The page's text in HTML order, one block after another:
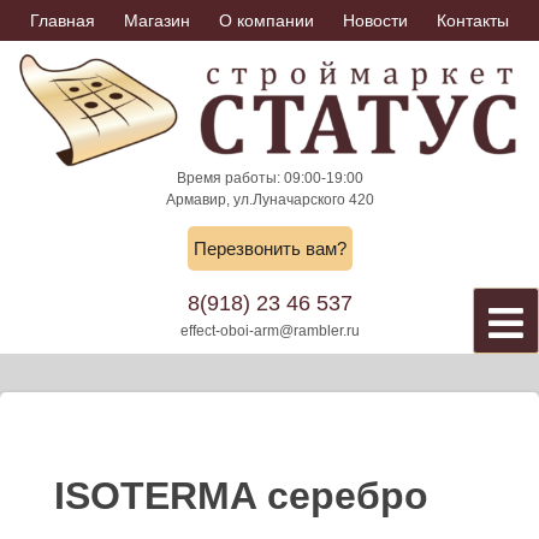
Skip
to
content
Главная Магазин О компании Новости Контакты
Время работы: 09:00-19:00
Армавир, ул.Луначарского 420
Перезвонить вам?
8(918) 23 46 537
effect-oboi-arm@rambler.ru
ISOTERMA серебро